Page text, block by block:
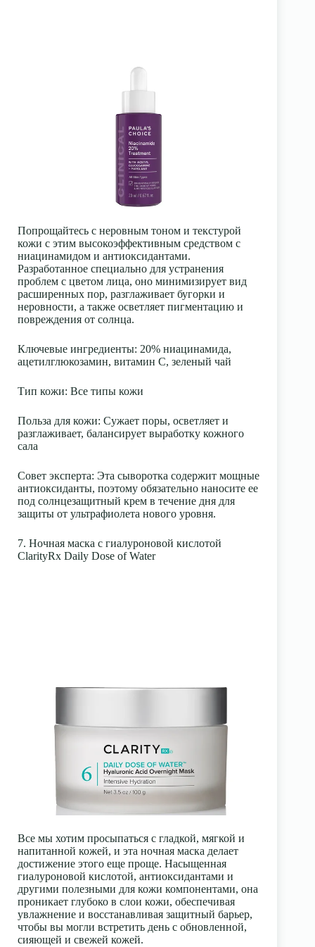
Попрощайтесь с неровным тоном и текстурой
кожи с этим высокоэффективным средством с
ниацинамидом и антиоксидантами.
Разработанное специально для устранения
проблем с цветом лица, оно минимизирует вид
расширенных пор, разглаживает бугорки и
неровности, а также осветляет пигментацию и
повреждения от солнца.
Ключевые ингредиенты: 20% ниацинамида,
ацетилглюкозамин, витамин С, зеленый чай
Тип кожи: Все типы кожи
Польза для кожи: Сужает поры, осветляет и
разглаживает, балансирует выработку кожного
сала
Совет эксперта: Эта сыворотка содержит мощные
антиоксиданты, поэтому обязательно наносите ее
под солнцезащитный крем в течение дня для
защиты от ультрафиолета нового уровня.
7. Ночная маска с гиалуроновой кислотой
ClarityRx Daily Dose of Water
Все мы хотим просыпаться с гладкой, мягкой и
напитанной кожей, и эта ночная маска делает
достижение этого еще проще. Насыщенная
гиалуроновой кислотой, антиоксидантами и
другими полезными для кожи компонентами, она
проникает глубоко в слои кожи, обеспечивая
увлажнение и восстанавливая защитный барьер,
чтобы вы могли встретить день с обновленной,
сияющей и свежей кожей.